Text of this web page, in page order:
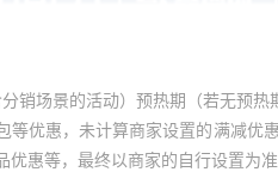
销场景的活动）预热期（若无预
优惠，未计算商家设置的满减
惠等，最终以商家的自行设置